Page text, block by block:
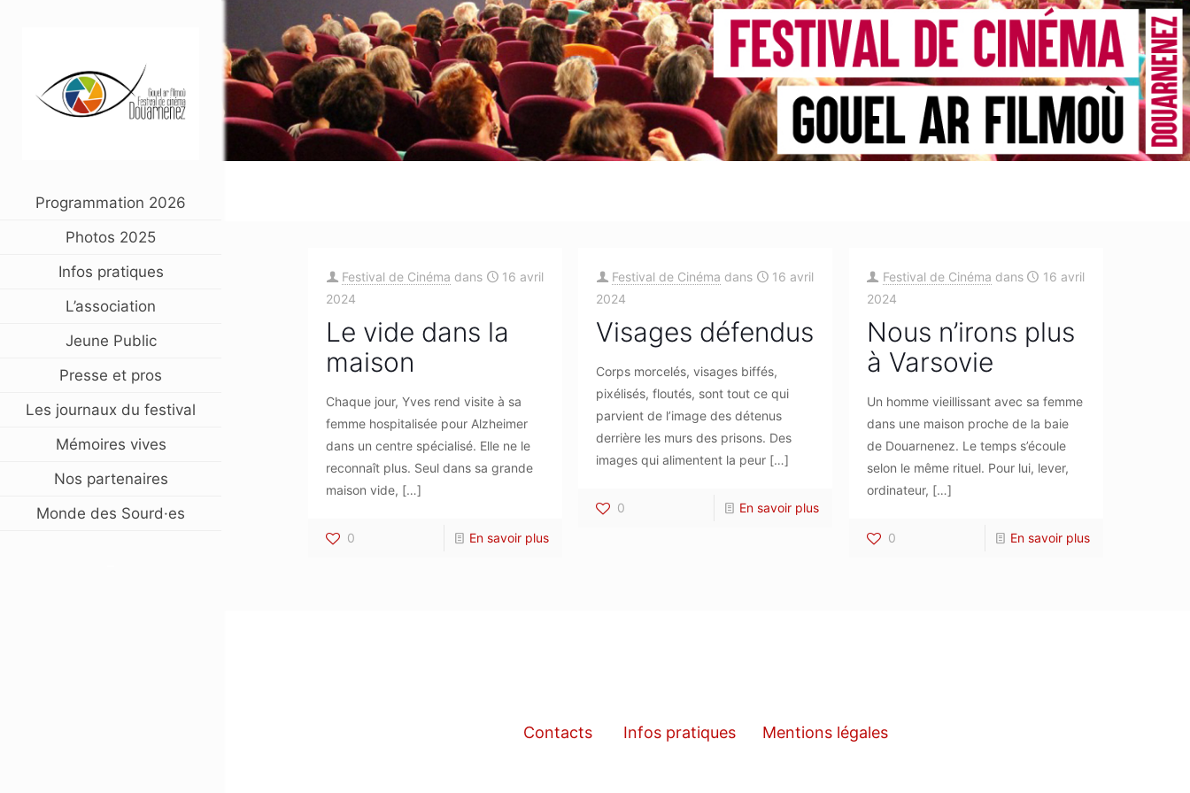
Programmation 2026
Photos 2025
Infos pratiques
L’association
Jeune Public
Presse et pros
Les journaux du festival
Mémoires vives
Nos partenaires
Monde des Sourd·es
Festival de Cinéma dans
16 avril
2024
Le vide dans la
maison
Chaque jour, Yves rend visite à sa
femme hospitalisée pour Alzheimer
dans un centre spécialisé. Elle ne le
reconnaît plus. Seul dans sa grande
maison vide, […]
0 En savoir plus
Festival de Cinéma dans
16 avril
2024
Visages défendus
Corps morcelés, visages biffés,
pixélisés, floutés, sont tout ce qui
parvient de l’image des détenus
derrière les murs des prisons. Des
images qui alimentent la peur […]
0 En savoir plus
Festival de Cinéma dans
16 avril
2024
Nous n’irons plus
à Varsovie
Un homme vieillissant avec sa femme
dans une maison proche de la baie
de Douarnenez. Le temps s’écoule
selon le même rituel. Pour lui, lever,
ordinateur, […]
0 En savoir plus
Contacts Infos pratiques Mentions légales